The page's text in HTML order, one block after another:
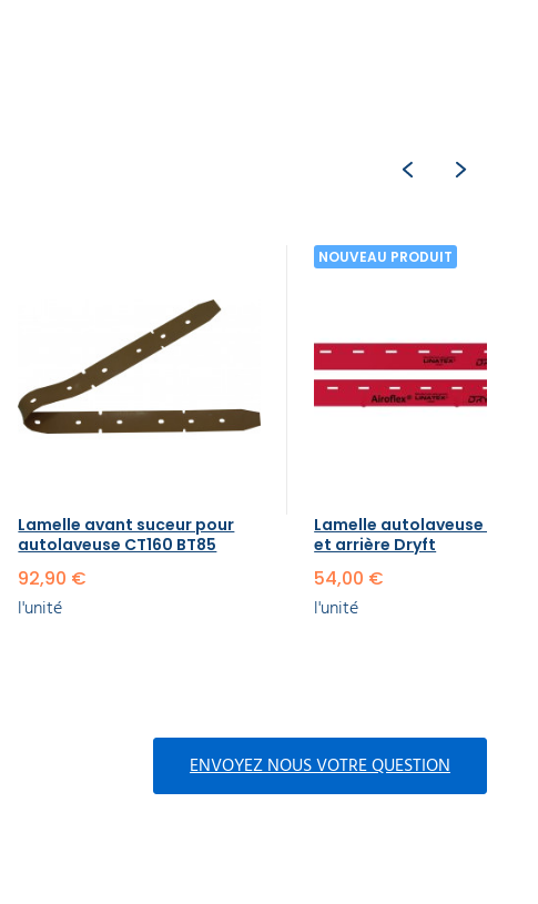
Lamelle avant suceur pour
autolaveuse CT160 BT85
92,90 €
l'unité
NOUVEAU PRODUIT
Lamelle autolaveuse avant
et arrière Dryft
54,00 €
l'unité
ENVOYEZ NOUS VOTRE QUESTION